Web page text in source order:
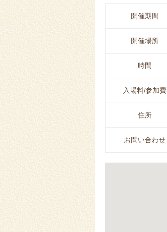
開催期間
開催場所
時間
入場料/参加費
住所
お問い合わせ